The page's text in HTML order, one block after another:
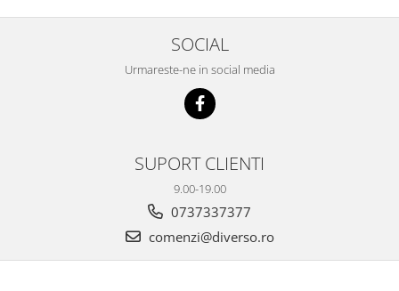
SOCIAL
Urmareste-ne in social media
SUPORT CLIENTI
9.00-19.00
0737337377
comenzi@diverso.ro